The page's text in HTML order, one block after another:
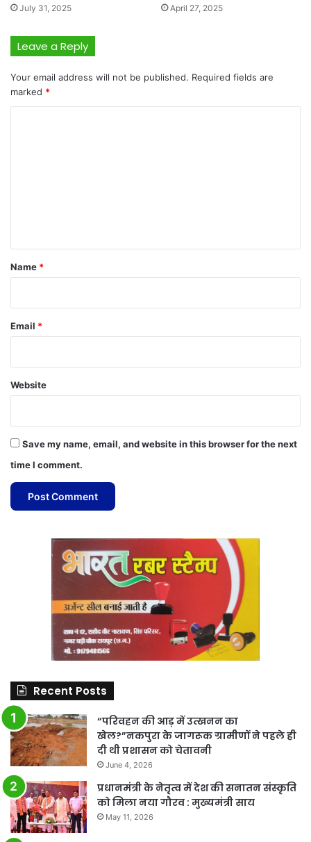
July 31, 2025 April 27, 2025
Leave a Reply
Your email address will not be published. Required fields are
marked *
*
Name *
Email *
Website
Save my name, email, and website in this browser for the next
time I comment.
Recent Posts
“परिवहन की आड़ में उत्खनन का
खेल?”नकपुरा के जागरूक ग्रामीणों ने पहले ही
दी थी प्रशासन को चेतावनी
June 4, 2026
प्रधानमंत्री के नेतृत्व में देश की सनातन संस्कृति
को मिला नया गौरव : मुख्यमंत्री साय
May 11, 2026